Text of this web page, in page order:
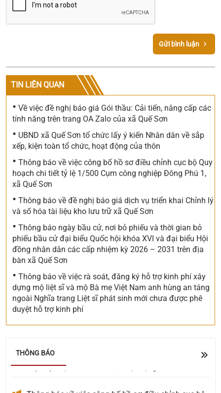
Gửi bình luận
TIN LIÊN QUAN
• Về việc đề nghị báo giá Gói thầu: Cải tiến, nâng cấp các
tính năng trên trang OA Zalo của xã Quế Sơn
• UBND xã Quế Sơn tổ chức lấy ý kiến Nhân dân về sắp
xếp, kiện toàn tổ chức, hoạt động của thôn
• Thông báo về việc công bố hồ sơ điều chỉnh cục bộ Quy
hoạch chi tiết tỷ lệ 1/500 Cụm công nghiệp Đông Phú 1,
xã Quế Sơn
• Thông báo về đề nghị báo giá dịch vụ triển khai Chỉnh lý
và số hóa tài liệu kho lưu trữ xã Quế Sơn
• Thông báo ngày bầu cử, nơi bỏ phiếu và thời gian bỏ
phiếu bầu cử đại biểu Quốc hội khóa XVI và đại biểu Hội
đồng nhân dân các cấp nhiệm kỳ 2026 – 2031 trên địa
bàn xã Quế Sơn
• Thông báo về việc rà soát, đăng ký hỗ trợ kinh phí xây
dựng mộ liệt sĩ và mộ Bà mẹ Việt Nam anh hùng an táng
ngoài Nghĩa trang Liệt sĩ phát sinh mới chưa được phê
duyệt hỗ trợ kinh phí
THÔNG BÁO
Về việc đề nghị báo giá Gói thầu: Cải tiến, nâng cấp
các tính năng trên trang OA Zalo của xã Quế Sơn
UBND xã Quế Sơn tổ chức lấy ý kiến Nhân dân về
sắp xếp, kiện toàn tổ chức, hoạt động của thôn
Thông báo về việc công bố hồ sơ điều chỉnh cục bộ